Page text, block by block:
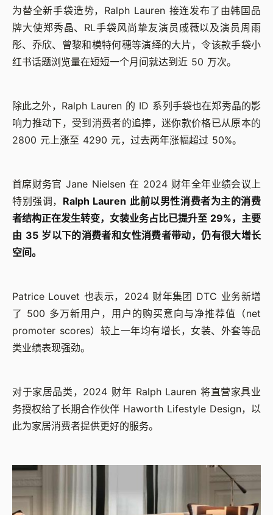
为替全新手袋造势，Ralph Lauren 接连发布了由韩国品
牌大使郑秀晶、RL手袋风尚挚友演员戚薇以及演员周雨
彤、乔欣、曾黎和模特何穗等演绎的大片，令该款手袋小
红书话题浏览量在短短一个月间就达到近 50 万次。
除此之外，Ralph Lauren 的 ID 系列手袋也在郑秀晶的影
响力推动下，受到消费者的追捧，迷你款价格已从原本的
2800 元上涨至 4290 元，过去两年涨幅超过 50%。
首席财务官 Jane Nielsen 在 2024 财年全年业绩会议上
特别强调， Ralph Lauren 此前以男性消费者为主的消费
者结构正在发生转变，女装业务占比已提升至 29%，主要
由 35 岁以下的消费者和女性消费者带动，仍有很大增长
空间。
Patrice Louvet 也表示，2024 财年集团 DTC 业务新增
了 500 多万新用户，用户的购买意向与净推荐值（net
promoter scores）较上一年均有增长，女装、外套等品
类业绩表现强劲。
对于家居品类，2024 财年 Ralph Lauren 将直营家具业
务授权给了长期合作伙伴 Haworth Lifestyle Design，以
此为家居消费者提供更好的服务。